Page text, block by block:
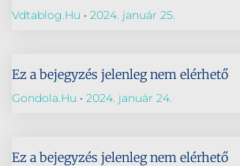
Vdtablog.hu 2024. január 25.
Ez a bejegyzés jelenleg nem elérhető
Gondola.hu 2024. január 24.
Ez a bejegyzés jelenleg nem elérhető